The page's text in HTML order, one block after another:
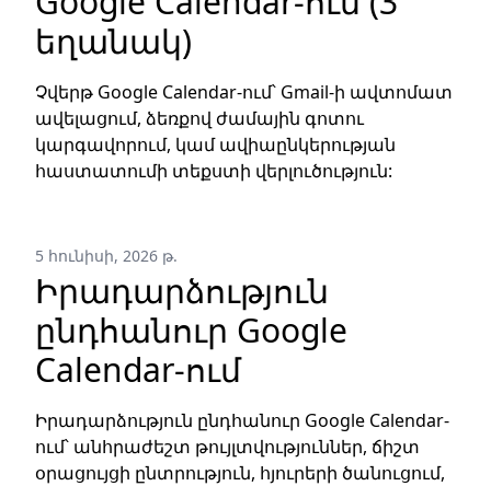
եղանակ)
Չվերթ Google Calendar-ում՝ Gmail-ի ավտոմատ
ավելացում, ձեռքով ժամային գոտու
կարգավորում, կամ ավիաընկերության
հաստատումի տեքստի վերլուծություն:
5 հունիսի, 2026 թ.
Իրադարձություն
ընդհանուր Google
Calendar-ում
Իրադարձություն ընդհանուր Google Calendar-
ում՝ անհրաժեշտ թույլտվություններ, ճիշտ
օրացույցի ընտրություն, հյուրերի ծանուցում,